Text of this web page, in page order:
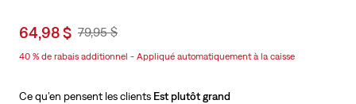
Sale
is
64,98 $ Original
79,95 $
40 % de rabais additionnel - Appliqué automatiquement à la caisse
Ce qu’en pensent les clients Est plutôt grand